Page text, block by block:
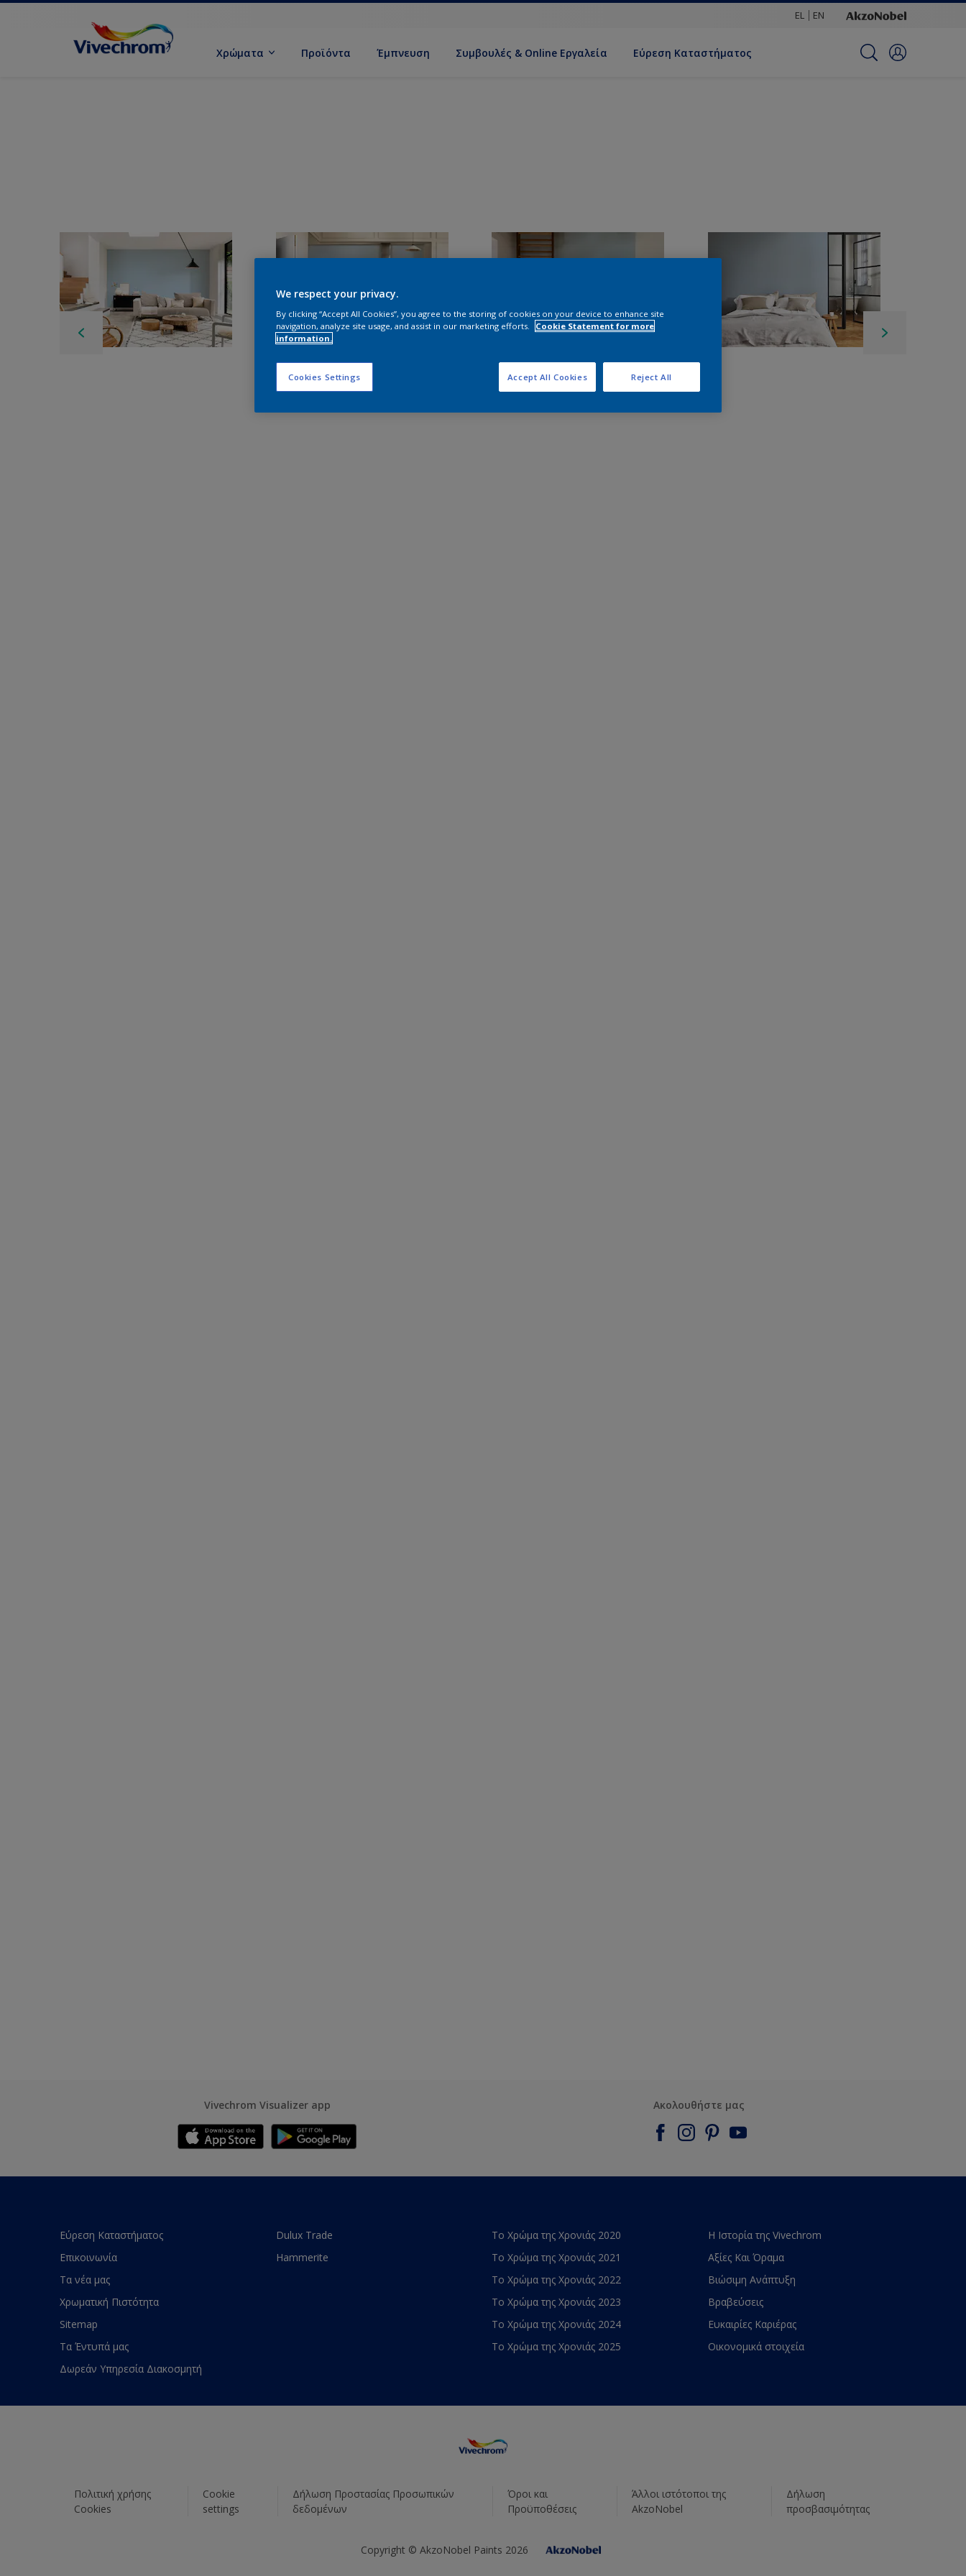
EL EN
Χρώματα Προϊόντα Έμπνευση Συμβουλές & Online Εργαλεία Εύρεση Καταστήματος
Vivechrom Visualizer app Ακολουθήστε μας
Εύρεση Καταστήματος
Επικοινωνία
Τα νέα μας
Χρωματική Πιστότητα
Sitemap
Τα Έντυπά μας
Δωρεάν Υπηρεσία Διακοσμητή
Dulux Trade
Hammerite
Το Χρώμα της Χρονιάς 2020
Το Χρώμα της Χρονιάς 2021
Το Χρώμα της Χρονιάς 2022
Το Χρώμα της Χρονιάς 2023
Το Χρώμα της Χρονιάς 2024
Το Χρώμα της Χρονιάς 2025
Η Ιστορία της Vivechrom
Αξίες Και Όραμα
Βιώσιμη Ανάπτυξη
Βραβεύσεις
Ευκαιρίες Καριέρας
Οικονομικά στοιχεία
Πολιτική χρήσης
Cookies
Cookie
settings
Δήλωση Προστασίας Προσωπικών
δεδομένων
Όροι και
Προϋποθέσεις
Άλλοι ιστότοποι της
AkzoNobel
Δήλωση
προσβασιμότητας
Copyright © AkzoNobel Paints 2026
We respect your privacy.
By clicking “Accept All Cookies”, you agree to the storing of cookies on your device to enhance site
navigation, analyze site usage, and assist in our marketing efforts.
Cookie Statement for more
information.
Cookies Settings Reject All
Accept All Cookies